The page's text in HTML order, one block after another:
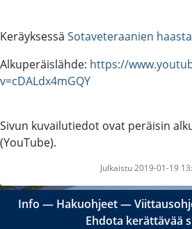
Keräyksessä Sotaveteraanien
Alkuperäislähde: https://
v=cDALdx4mGQY
Sivun kuvailutiedot ovat peräisin
(YouTube).
Julkaistu 2019-01-19
Info ― Hakuohjeet―
Ehdota kerättävää